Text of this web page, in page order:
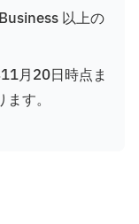
以上の
月20日時点ま
す。